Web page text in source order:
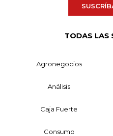
TODAS LAS
Agronegocios
Análisis
Caja Fuerte
Consumo